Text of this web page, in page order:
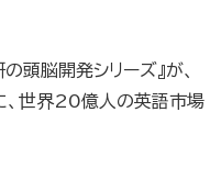
脳開発シリーズ』が、
、世界20億人の英語市場